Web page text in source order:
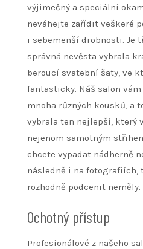
výjimečný a speciální
neváhejte zařídit veškeré
i sebemenší drobnosti. Je
správná nevěsta vybrala
beroucí svatební šaty, ve
fantasticky. Náš salon
mnoha různých kousků, a
vybrala ten nejlepší, který
nejenom samotným
chcete vypadat nádherně
následně i na fotografiích,
rozhodně podcenit neměly.
Ochotný přístup
Profesionálové z našeho